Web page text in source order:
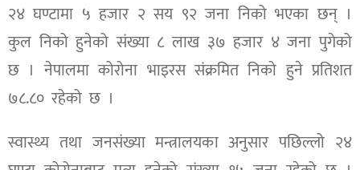
२४ घण्टामा ५ हजार २ सय ९२ जना निको भएका छन् ।
कुल निको हुनेको संख्या ८ लाख ३७ हजार ४ जना पुगेको
छ । नेपालमा कोरोना भाइरस संक्रमित निको हुने प्रतिशत
७८.८० रहेको छ ।
स्वास्थ्य तथा जनसंख्या मन्त्रालयका अनुसार पछिल्लो २४